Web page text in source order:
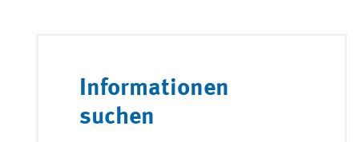
Informationen
suchen